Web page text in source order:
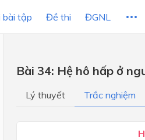
bài tập Đề thi ĐGNL
Bài 34: Hệ hô hấp ở
Lý thuyết Trắc nghiệm